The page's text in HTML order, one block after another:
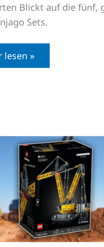
Blickt auf die fünf,
Sets.
lesen »